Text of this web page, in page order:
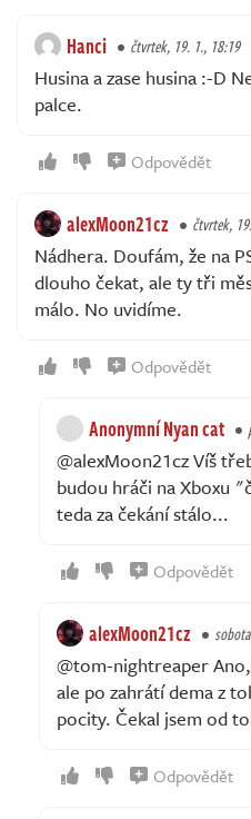
Hanci čtvrtek, 19. 1., 18:19
Husina a zase husina :-D
palce.
Odpovědět
alexMoon21cz čtvrtek,
Nádhera. Doufám, že na
dlouho čekat, ale ty tři
málo. No uvidíme.
Odpovědět
Anonymní Nyan cat
@alexMoon21cz Víš
budou hráči na Xboxu
teda za čekání stálo...
Odpovědět
alexMoon21cz
@tom-nightreaper
ale po zahrátí dema z
pocity. Čekal jsem od
Odpovědět